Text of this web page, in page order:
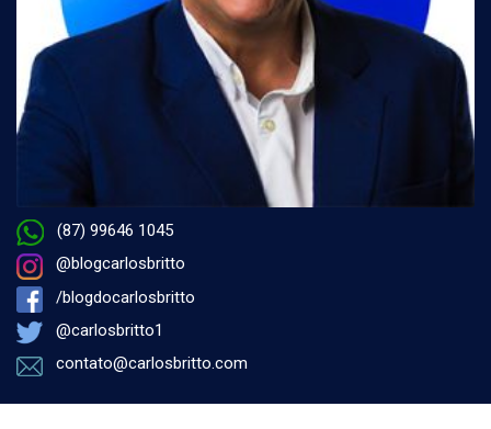
(87) 99646 1045
@blogcarlosbritto
/blogdocarlosbritto
@carlosbritto1
contato@carlosbritto.com